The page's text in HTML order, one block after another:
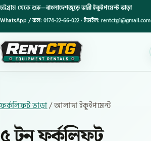
চট্টগ্রাম থেকে শুরু—বাংলাদেশজুড়ে ভারী ইকুইপমেন্ট ভাড়া
WhatsApp / কল:0174-22-66-022· ইমেইল:rentctg1@gmail.com
ফর্কলিফট ভাড়া/ আলাদা ইকুইপমেন্ট